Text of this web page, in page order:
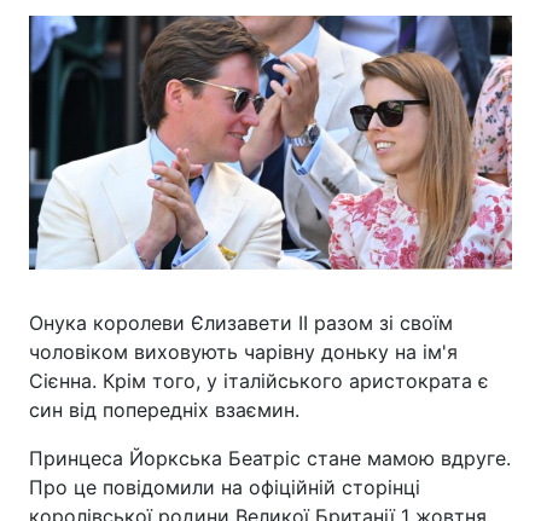
Онука королеви Єлизавети ІІ разом зі своїм
чоловіком виховують чарівну доньку на ім'я
Сієнна. Крім того, у італійського аристократа є
син від попередніх взаємин.
Принцеса Йоркська Беатріс стане мамою вдруге.
Про це повідомили на офіційній сторінці
королівської родини Великої Британії 1 жовтня